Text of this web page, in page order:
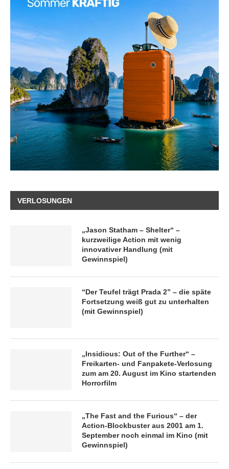
VERLOSUNGEN
„Jason Statham – Shelter“ –
kurzweilige Action mit wenig
innovativer Handlung (mit
Gewinnspiel)
“Der Teufel trägt Prada 2” – die späte
Fortsetzung weiß gut zu unterhalten
(mit Gewinnspiel)
„Insidious: Out of the Further“ –
Freikarten- und Fanpakete-Verlosung
zum am 20. August im Kino startenden
Horrorfilm
„The Fast and the Furious“ – der
Action-Blockbuster aus 2001 am 1.
September noch einmal im Kino (mit
Gewinnspiel)